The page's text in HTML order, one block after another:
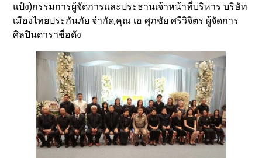
แป้ง)กรรมการผู้จัดการและประธานเจ้าหน้าที่บริหาร บริษัท
เมืองไทยประกันภัย จำกัด,คุณ เอ ศุภชัย ศรีวิจิตร ผู้จัดการ
ศิลปินดาราชื่อดัง